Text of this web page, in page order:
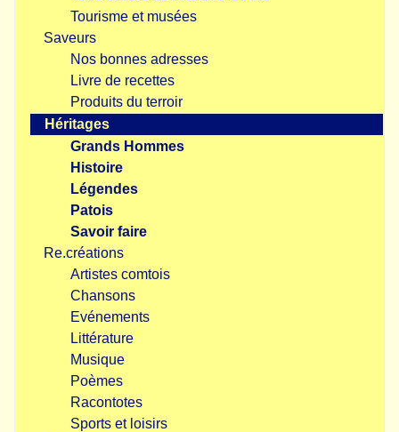
Tourisme et musées
Saveurs
Nos bonnes adresses
Livre de recettes
Produits du terroir
Héritages
Grands Hommes
Histoire
Légendes
Patois
Savoir faire
Re.créations
Artistes comtois
Chansons
Evénements
Littérature
Musique
Poèmes
Racontotes
Sports et loisirs